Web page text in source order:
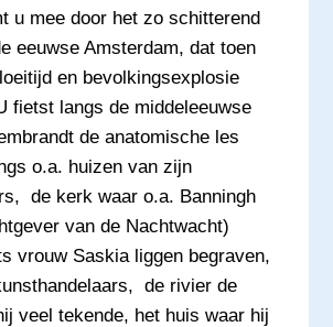
u mee door het zo schitterend
eeuwse Amsterdam, dat toen
en bevolkingsexplosie
fietst langs de middeleeuwse
de anatomische les
o.a. huizen van zijn
de kerk waar o.a. Banningh
van de Nachtwacht)
vrouw Saskia liggen begraven,
de rivier de
veel tekende, het huis waar hij